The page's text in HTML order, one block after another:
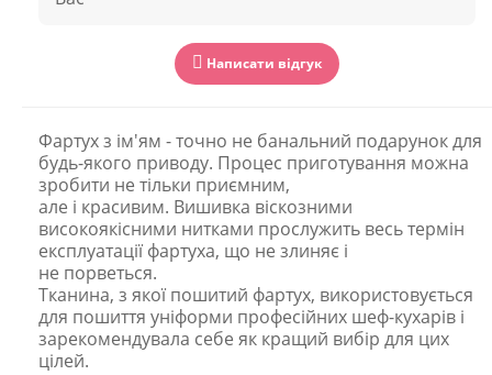
Написати відгук
Фартух з ім'ям - точно не банальний подарунок для
будь-якого приводу. Процес приготування можна
зробити не тільки приємним,
але і красивим. Вишивка віскозними
високоякісними нитками прослужить весь термін
експлуатації фартуха, що не злиняє і
не порветься.
Тканина, з якої пошитий фартух, використовується
для пошиття уніформи професійних шеф-кухарів і
зарекомендувала себе як кращий вибір для цих
цілей.